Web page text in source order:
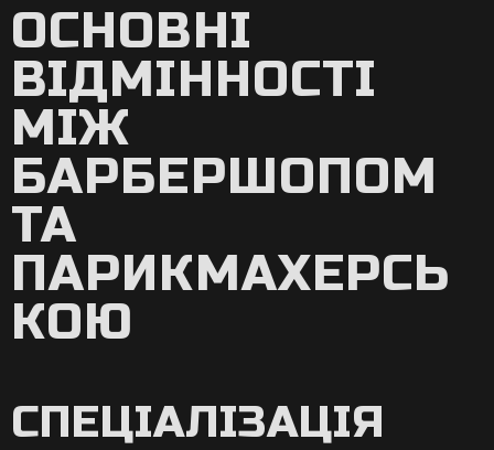
ОСНОВНІ
ВІДМІННОСТІ
МІЖ
БАРБЕРШОПОМ
ТА
ПАРИКМАХЕРСЬ
КОЮ
СПЕЦІАЛІЗАЦІЯ